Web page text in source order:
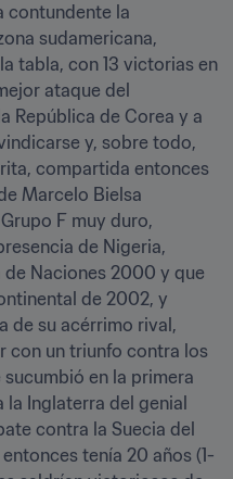
contundente la
sudamericana,
tabla, con 13 victorias en
ataque del
República de Corea y a
y, sobre todo,
compartida entonces
Marcelo Bielsa
F muy duro,
de Nigeria,
Naciones 2000 y que
de 2002, y
de su acérrimo rival,
con un triunfo contra los
en la primera
Inglaterra del genial
contra la Suecia del
tenía 20 años (1-